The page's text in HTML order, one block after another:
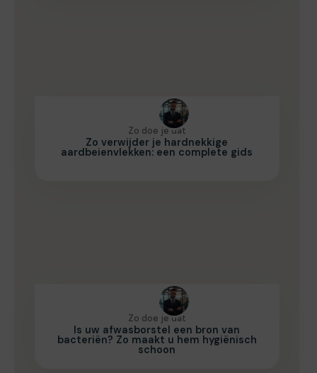
Zo doe je dat
Zo verwijder je hardnekkige
aardbeienvlekken: een complete gids
Zo doe je dat
Is uw afwasborstel een bron van
bacteriën? Zo maakt u hem hygiënisch
schoon